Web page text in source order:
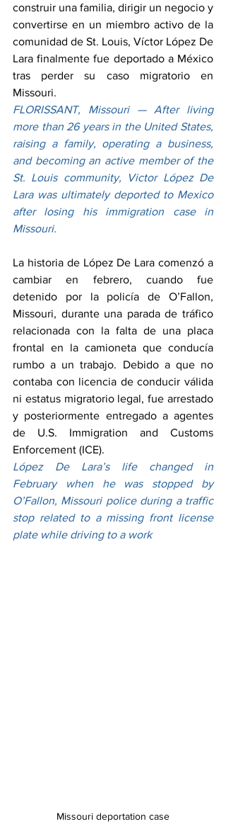
construir una familia, dirigir un negocio y
convertirse en un miembro activo de la
comunidad de St. Louis, Víctor López De
Lara finalmente fue deportado a México
tras perder su caso migratorio en
Missouri.
FLORISSANT, Missouri — After living
more than 26 years in the United States,
raising a family, operating a business,
and becoming an active member of the
St. Louis community, Victor López De
Lara was ultimately deported to Mexico
after losing his immigration case in
Missouri.
La historia de López De Lara comenzó a
cambiar en febrero, cuando fue
detenido por la policía de O’Fallon,
Missouri, durante una parada de tráfico
relacionada con la falta de una placa
frontal en la camioneta que conducía
rumbo a un trabajo. Debido a que no
contaba con licencia de conducir válida
ni estatus migratorio legal, fue arrestado
y posteriormente entregado a agentes
de U.S. Immigration and Customs
Enforcement (ICE).
López De Lara’s life changed in
February when he was stopped by
O’Fallon, Missouri police during a traffic
stop related to a missing front license
plate while driving to a work
Missouri deportation case